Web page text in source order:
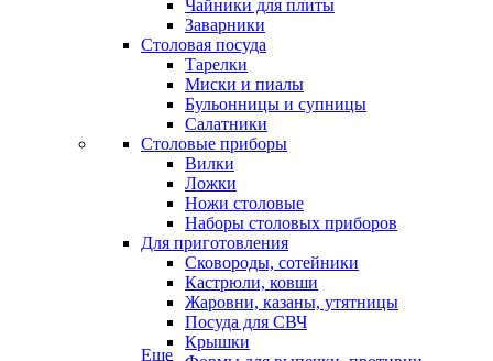
Чайники для плиты
Заварники
Столовая посуда
Тарелки
Миски и пиалы
Бульонницы и супницы
Салатники
Столовые приборы
Вилки
Ложки
Ножи столовые
Наборы столовых приборов
Для приготовления
Сковороды, сотейники
Кастрюли, ковши
Жаровни, казаны, утятницы
Посуда для СВЧ
Крышки
Еще